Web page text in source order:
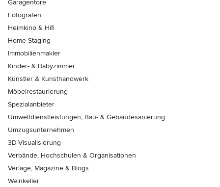
Garagentore
Fotografen
Heimkino & Hifi
Home Staging
Immobilienmakler
Kinder- & Babyzimmer
Künstler & Kunsthandwerk
Möbelrestaurierung
Spezialanbieter
Umweltdienstleistungen, Bau- & Gebäudesanierung
Umzugsunternehmen
3D-Visualisierung
Verbände, Hochschulen & Organisationen
Verlage, Magazine & Blogs
Weinkeller